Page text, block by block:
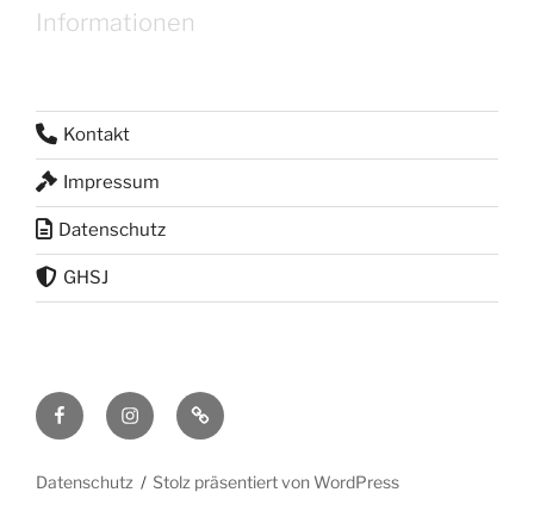
Informationen
Kontakt
Impressum
Datenschutz
GHSJ
FacebookInstagram
RSS
Datenschutz Stolz präsentiert von WordPress